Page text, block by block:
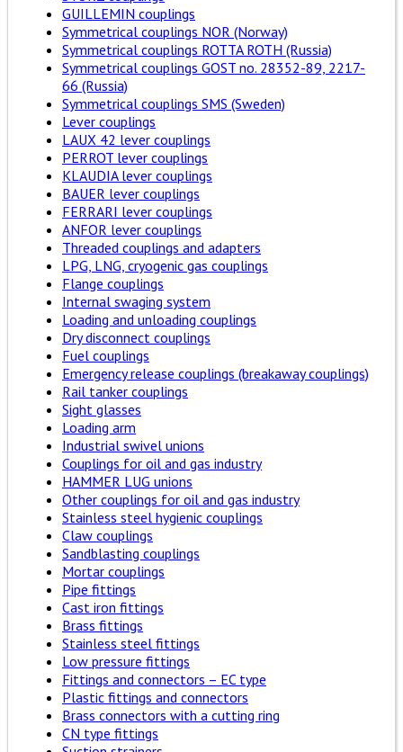
GUILLEMIN couplings
Symmetrical couplings NOR (Norway)
Symmetrical couplings ROTTA ROTH (Russia)
Symmetrical couplings GOST no. 28352-89, 2217-
66 (Russia)
Symmetrical couplings SMS (Sweden)
Lever couplings
LAUX 42 lever couplings
PERROT lever couplings
KLAUDIA lever couplings
BAUER lever couplings
FERRARI lever couplings
ANFOR lever couplings
Threaded couplings and adapters
LPG, LNG, cryogenic gas couplings
Flange couplings
Internal swaging system
Loading and unloading couplings
Dry disconnect couplings
Fuel couplings
Emergency release couplings (breakaway couplings)
Rail tanker couplings
Sight glasses
Loading arm
Industrial swivel unions
Couplings for oil and gas industry
HAMMER LUG unions
Other couplings for oil and gas industry
Stainless steel hygienic couplings
Claw couplings
Sandblasting couplings
Mortar couplings
Pipe fittings
Cast iron fittings
Brass fittings
Stainless steel fittings
Low pressure fittings
Fittings and connectors – EC type
Plastic fittings and connectors
Brass connectors with a cutting ring
CN type fittings